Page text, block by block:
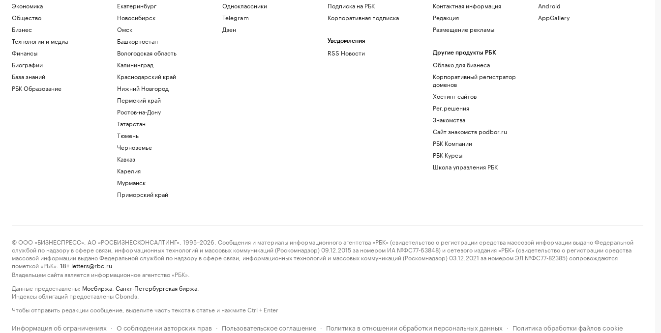
Экономика
Общество
Бизнес
Технологии и медиа
Финансы
Биографии
База знаний
РБК Образование
Екатеринбург
Новосибирск
Омск
Башкортостан
Вологодская область
Калининград
Краснодарский край
Нижний Новгород
Пермский край
Ростов-на-Дону
Татарстан
Тюмень
Черноземье
Кавказ
Карелия
Мурманск
Приморский край
Одноклассники
Telegram
Дзен
Подписка на РБК
Корпоративная подписка
Уведомления
RSS Новости
Контактная информация
Редакция
Размещение рекламы
Другие продукты РБК
Облако для бизнеса
Корпоративный регистратор
доменов
Хостинг сайтов
Рег.решения
Знакомства
Сайт знакомств podbor.ru
РБК Компании
РБК Курсы
Школа управления РБК
Android
AppGallery
© ООО «БИЗНЕСПРЕСС», АО «РОСБИЗНЕСКОНСАЛТИНГ», 1995–2026. Сообщения и материалы информационного агентства «РБК» (свидетельство о регистрации средства массовой информации выдано Федеральной
службой по надзору в сфере связи, информационных технологий и массовых коммуникаций (Роскомнадзор) 09.12.2015 за номером ИА №ФС77-63848) и сетевого издания «РБК» (свидетельство о регистрации средства
массовой информации выдано Федеральной службой по надзору в сфере связи, информационных технологий и массовых коммуникаций (Роскомнадзор) 03.12.2021 за номером ЭЛ №ФС77-82385) сопровождаются
пометкой «РБК».
18+ letters@rbc.ru
Владельцем сайта является информационное агентство «РБК».
Данные предоставлены: Мосбиржа Санкт-Петербургская биржа
Индексы облигаций предоставлены Cbonds.
Чтобы отправить редакции сообщение, выделите часть текста в статье и нажмите Ctrl + Enter
Информация об ограничениях · О соблюдении авторских прав · Пользовательское соглашение · Политика в отношении обработки персональных данных · Политика обработки файлов cookie